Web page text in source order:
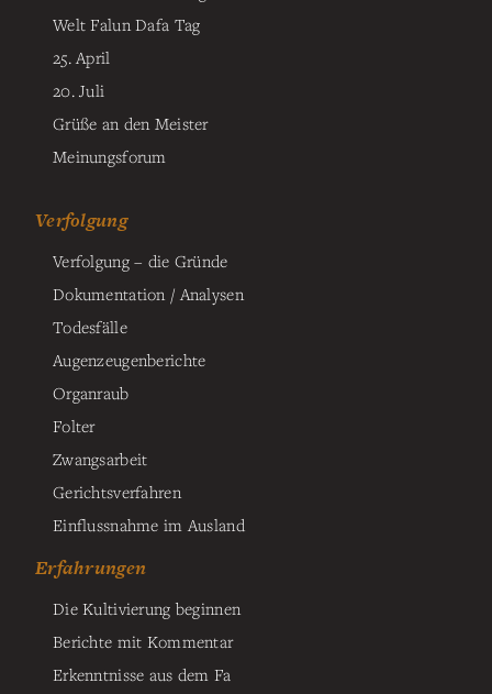
Welt Falun Dafa Tag
25. April
20. Juli
Grüße an den Meister
Meinungsforum
Verfolgung
Verfolgung – die Gründe
Dokumentation / Analysen
Todesfälle
Augenzeugenberichte
Organraub
Folter
Zwangsarbeit
Gerichtsverfahren
Einflussnahme im Ausland
Erfahrungen
Die Kultivierung beginnen
Berichte mit Kommentar
Erkenntnisse aus dem Fa